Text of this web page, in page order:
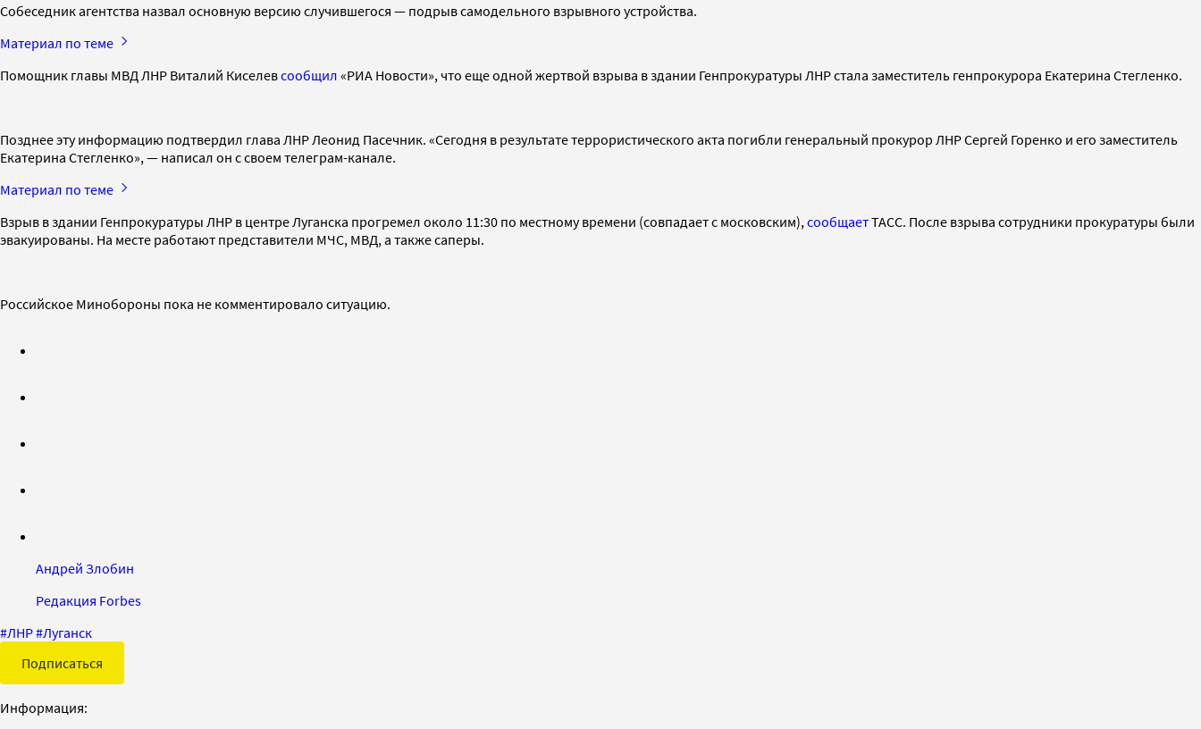
Собеседник агентства назвал основную версию случившегося — подрыв самодельного взрывного устройства.
Материал по теме
Помощник главы МВД ЛНР Виталий Киселевсообщил «РИА Новости», что еще одной жертвой взрыва в здании Генпрокуратуры ЛНР стала заместитель генпрокурора Екатерина Стегленко.
Позднее эту информацию подтвердил глава ЛНР Леонид Пасечник. «Сегодня в результате террористического акта погибли генеральный прокурор ЛНР Сергей Горенко и его заместитель
Екатерина Стегленко», — написал он с своем телеграм-канале.
Материал по теме
Взрыв в здании Генпрокуратуры ЛНР в центре Луганска прогремел около 11:30 по местному времени (совпадает с московским), сообщаетТАСС. После взрыва сотрудники прокуратуры были
эвакуированы. На месте работают представители МЧС, МВД, а также саперы.
Российское Минобороны пока не комментировало ситуацию.
Андрей Злобин
Редакция Forbes
#ЛНР#Луганск
Подписаться
Информация: